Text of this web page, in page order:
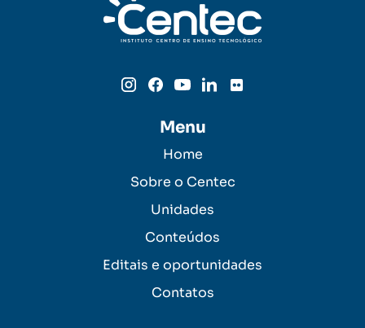
Menu
Home
Sobre o Centec
Unidades
Conteúdos
Editais e oportunidades
Contatos